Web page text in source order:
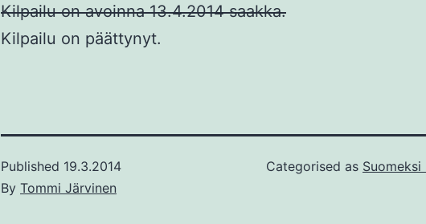
Kilpailu on avoinna 13.4.2014 saakka.
Kilpailu on päättynyt.
Published 19.3.2014
By Tommi Järvinen
Categorised as Suomeksi